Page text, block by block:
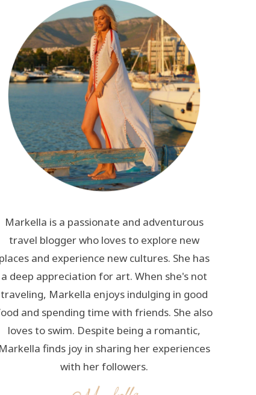
Markella is a passionate and adventurous
travel blogger who loves to explore new
places and experience new cultures. She has
a deep appreciation for art. When she's not
traveling, Markella enjoys indulging in good
and spending time with friends. She also
loves to swim. Despite being a romantic,
Markella finds joy in sharing her experiences
with her followers.